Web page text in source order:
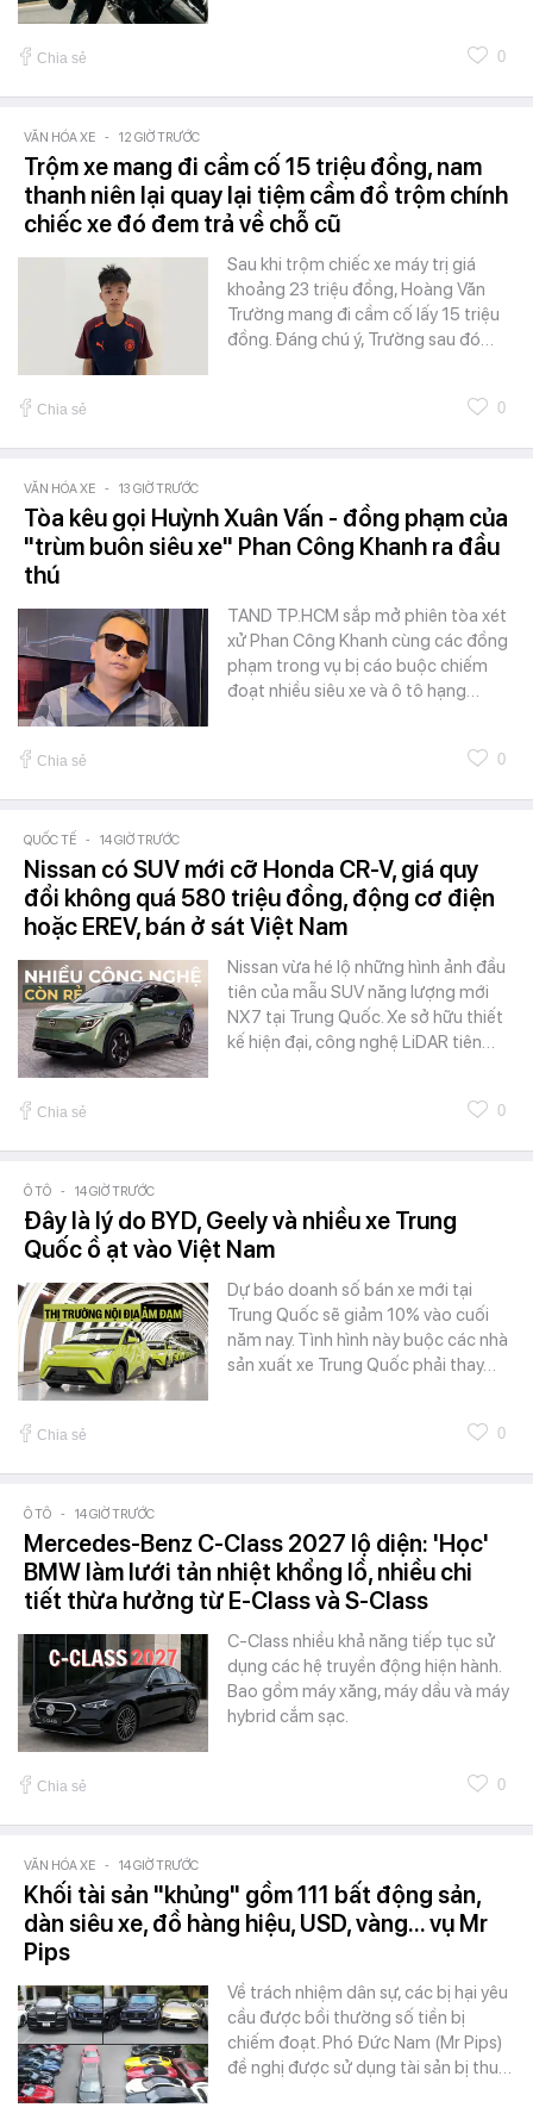
Chia sẻ 0
VĂN HÓA XE - 12 GIỜ TRƯỚC
Trộm xe mang đi cầm cố 15 triệu đồng, nam
thanh niên lại quay lại tiệm cầm đồ trộm chính
chiếc xe đó đem trả về chỗ cũ
Sau khi trộm chiếc xe máy trị giá
khoảng 23 triệu đồng, Hoàng Văn
Trường mang đi cầm cố lấy 15 triệu
đồng. Đáng chú ý, Trường sau đó…
Chia sẻ 0
VĂN HÓA XE - 13 GIỜ TRƯỚC
Tòa kêu gọi Huỳnh Xuân Vấn - đồng phạm của
"trùm buôn siêu xe" Phan Công Khanh ra đầu
thú
TAND TP.HCM sắp mở phiên tòa xét
xử Phan Công Khanh cùng các đồng
phạm trong vụ bị cáo buộc chiếm
đoạt nhiều siêu xe và ô tô hạng…
Chia sẻ 0
QUỐC TẾ - 14 GIỜ TRƯỚC
Nissan có SUV mới cỡ Honda CR-V, giá quy
đổi không quá 580 triệu đồng, động cơ điện
hoặc EREV, bán ở sát Việt Nam
Nissan vừa hé lộ những hình ảnh đầu
tiên của mẫu SUV năng lượng mới
NX7 tại Trung Quốc. Xe sở hữu thiết
kế hiện đại, công nghệ LiDAR tiên…
Chia sẻ 0
Ô TÔ - 14 GIỜ TRƯỚC
Đây là lý do BYD, Geely và nhiều xe Trung
Quốc ồ ạt vào Việt Nam
Dự báo doanh số bán xe mới tại
Trung Quốc sẽ giảm 10% vào cuối
năm nay. Tình hình này buộc các nhà
sản xuất xe Trung Quốc phải thay…
Chia sẻ 0
Ô TÔ - 14 GIỜ TRƯỚC
Mercedes-Benz C-Class 2027 lộ diện: 'Học'
BMW làm lưới tản nhiệt khổng lồ, nhiều chi
tiết thừa hưởng từ E-Class và S-Class
C-Class nhiều khả năng tiếp tục sử
dụng các hệ truyền động hiện hành.
Bao gồm máy xăng, máy dầu và máy
hybrid cắm sạc.
Chia sẻ 0
VĂN HÓA XE - 14 GIỜ TRƯỚC
Khối tài sản "khủng" gồm 111 bất động sản,
dàn siêu xe, đồ hàng hiệu, USD, vàng... vụ Mr
Pips
Về trách nhiệm dân sự, các bị hại yêu
cầu được bồi thường số tiền bị
chiếm đoạt. Phó Đức Nam (Mr Pips)
đề nghị được sử dụng tài sản bị thu…